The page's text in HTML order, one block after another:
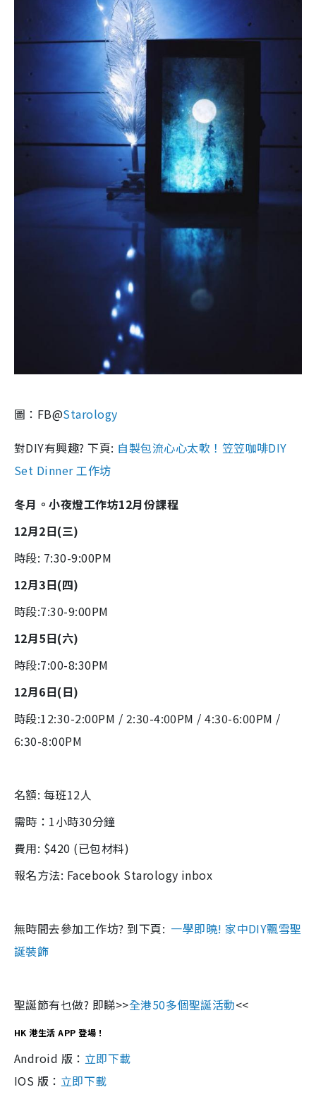
圖：FB@Starology
對DIY有興趣? 下頁: 自製包流心心太軟！笠笠咖啡DIY
Set Dinner 工作坊
冬月。小夜燈工作坊12月份課程
12月2日(三)
時段: 7:30-9:00PM
12月3日(四)
時段:7:30-9:00PM
12月5日(六)
時段:7:00-8:30PM
12月6日(日)
時段:12:30-2:00PM / 2:30-4:00PM / 4:30-6:00PM /
6:30-8:00PM
名額: 每班12人
需時：1小時30分鐘
費用: $420 (已包材料)
報名方法: Facebook Starology inbox
無時間去參加工作坊? 到下頁: 一學即曉! 家中DIY飄雪聖
誕裝飾
聖誕節有乜做? 即睇>>全港50多個聖誕活動<<
HK 港生活 APP 登場！
Android 版： 立即下載
IOS 版： 立即下載